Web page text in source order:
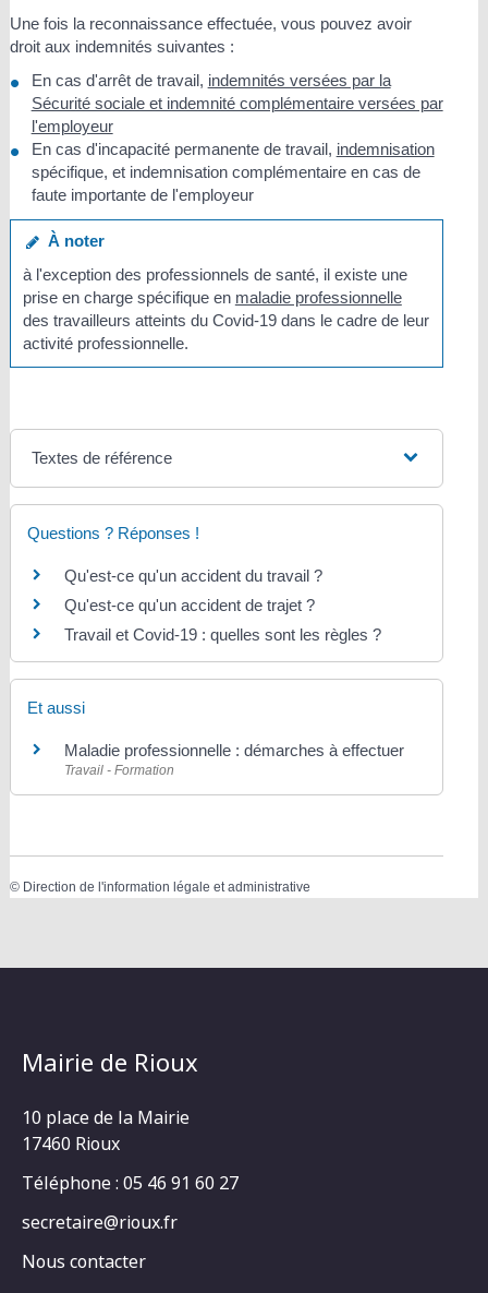
Une fois la reconnaissance effectuée, vous pouvez avoir
droit aux indemnités suivantes :
En cas d'arrêt de travail, indemnités versées par la
Sécurité sociale et indemnité complémentaire versées par
l'employeur
En cas d'incapacité permanente de travail, indemnisation
spécifique, et indemnisation complémentaire en cas de
faute importante de l'employeur
À noter
à l'exception des professionnels de santé, il existe une
prise en charge spécifique en maladie professionnelle
des travailleurs atteints du Covid-19 dans le cadre de leur
activité professionnelle.
Textes de référence
Questions ? Réponses !
Qu'est-ce qu'un accident du travail ?
Qu'est-ce qu'un accident de trajet ?
Travail et Covid-19 : quelles sont les règles ?
Et aussi
Maladie professionnelle : démarches à effectuer
Travail - Formation
© Direction de l'information légale et administrative
Mairie de Rioux
10 place de la Mairie
17460 Rioux
Téléphone : 05 46 91 60 27
secretaire@rioux.fr
Nous contacter